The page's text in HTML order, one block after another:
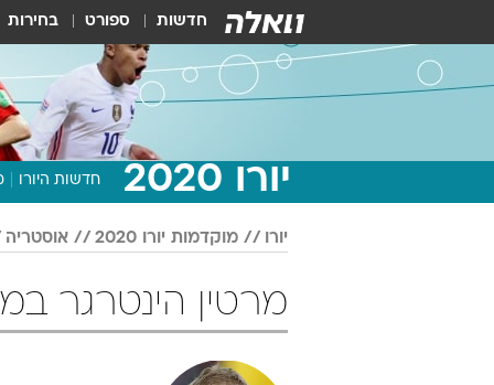
חדשות ספורט בחירות
יורו 2020 חדשות היורו
יורו מוקדמות יורו 2020 אוסטריה
מרטין הינטרגר במוקדמות